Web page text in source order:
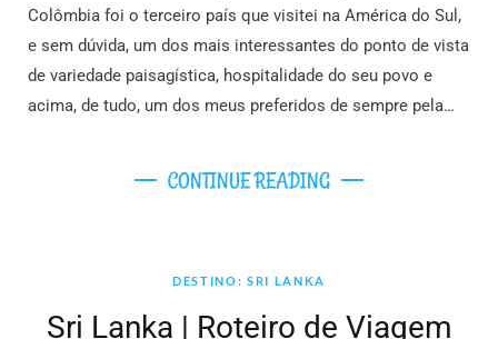
Colômbia foi o terceiro país que visitei na América do Sul,
e sem dúvida, um dos mais interessantes do ponto de vista
de variedade paisagística, hospitalidade do seu povo e
acima, de tudo, um dos meus preferidos de sempre pela…
CONTINUE READING
DESTINO: SRI LANKA
Sri Lanka | Roteiro de Viagem